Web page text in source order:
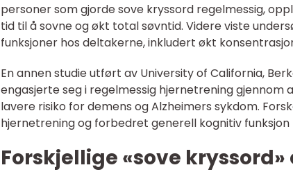
personer som gjorde sove kryssord regelmessig,
tid til å sovne og økt total søvntid. Videre viste
funksjoner hos deltakerne, inkludert økt
En annen studie utført av University of California,
engasjerte seg i regelmessig hjernetrening gjennom
lavere risiko for demens og Alzheimers sykdom.
hjernetrening og forbedret generell kognitiv funksjon
Forskjellige «sove